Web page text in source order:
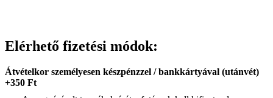
Elérhető fizetési módok:
Átvételkor személyesen készpénzzel / bankkártyával (utánvét)
+350 Ft